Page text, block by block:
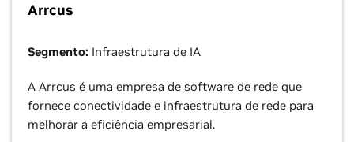
Arrcus
Segmento: Infraestrutura de IA
A Arrcus é uma empresa de software de rede que
fornece conectividade e infraestrutura de rede para
melhorar a eficiência empresarial.